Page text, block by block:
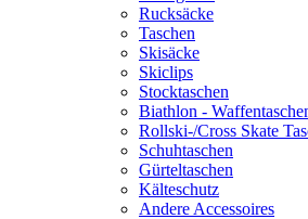
Rucksäcke
Taschen
Skisäcke
Skiclips
Stocktaschen
Biathlon -
Rollski-/Cross Skate
Schuhtaschen
Gürteltaschen
Kälteschutz
Andere Accessoires